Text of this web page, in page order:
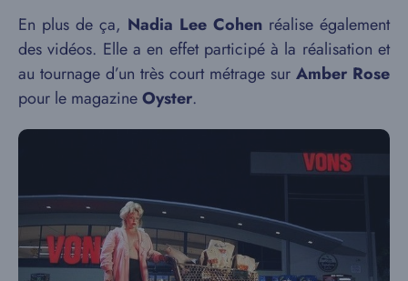
En plus de ça, Nadia Lee Cohen réalise également
des vidéos. Elle a en effet participé à la réalisation et
au tournage d’un très court métrage sur Amber Rose
pour le magazineOyster.